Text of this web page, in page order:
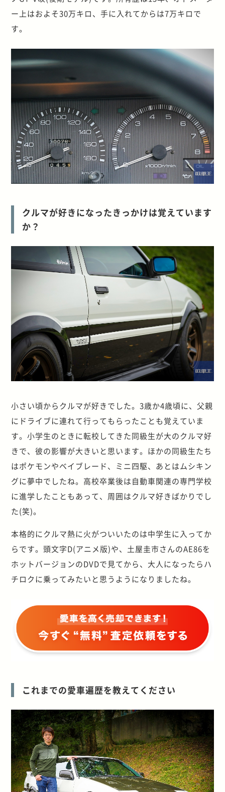
ー上はおよそ30万キロ、手に入れてからは7万キロで
す。
クルマが好きになったきっかけは覚えています
か？
小さい頃からクルマが好きでした。3歳か4歳頃に、父親
にドライブに連れて行ってもらったことも覚えていま
す。小学生のときに転校してきた同級生が大のクルマ好
きで、彼の影響が大きいと思います。ほかの同級生たち
はポケモンやベイブレード、ミニ四駆、あとはムシキン
グに夢中でしたね。高校卒業後は自動車関連の専門学校
に進学したこともあって、周囲はクルマ好きばかりでし
た(笑)。
本格的にクルマ熱に火がついいたのは中学生に入ってか
らです。頭文字D(アニメ版)や、土屋圭市さんのAE86を
ホットバージョンのDVDで見てから、大人になったらハ
チロクに乗ってみたいと思うようになりましたね。
これまでの愛車遍歴を教えてください